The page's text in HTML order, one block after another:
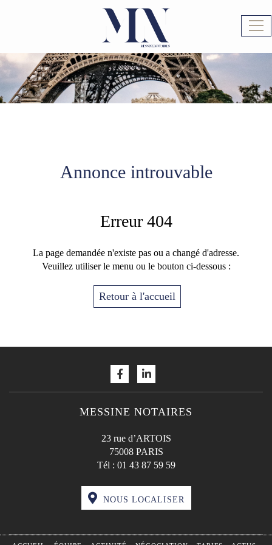
Annonce introuvable
Erreur 404
La page demandée n'existe pas ou a changé d'adresse.
Veuillez utiliser le menu ou le bouton ci-dessous :
Retour à l'accueil
MESSINE NOTAIRES
23 rue d’ARTOIS
75008 PARIS
Tél : 01 43 87 59 59
NOUS LOCALISER